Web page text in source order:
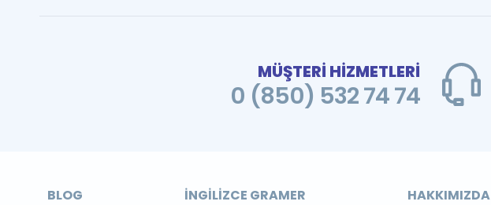
MÜŞTERİ HİZMETLERİ
0 (850) 532 74 74
BLOG İNGILIZCE GRAMER HAKKIMIZDA